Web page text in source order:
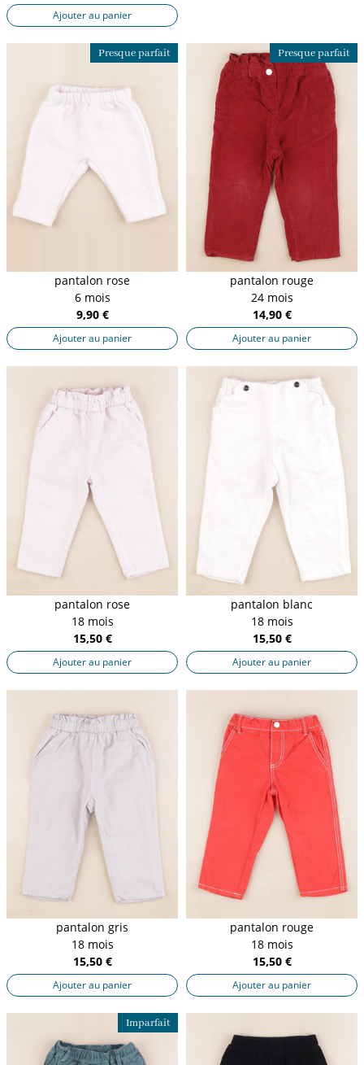
Ajouter au panier
Presque parfait
pantalon rose
6 mois
9,90 €
Ajouter au panier
Presque parfait
pantalon rouge
24 mois
14,90 €
Ajouter au panier
pantalon rose
18 mois
15,50 €
Ajouter au panier
pantalon blanc
18 mois
15,50 €
Ajouter au panier
pantalon gris
18 mois
15,50 €
Ajouter au panier
pantalon rouge
18 mois
15,50 €
Ajouter au panier
Imparfait